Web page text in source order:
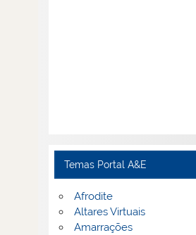
Temas Portal A&E
Afrodite
Altares Virtuais
Amarrações